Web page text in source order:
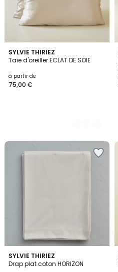
SYLVIE THIRIEZ
Taie d'oreiller ECLAT DE SOIE
à partir de
75,00 €
4
Couleurs
SYLVIE THIRIEZ
Drap plat coton HORIZON
3
/
11
Couleurs